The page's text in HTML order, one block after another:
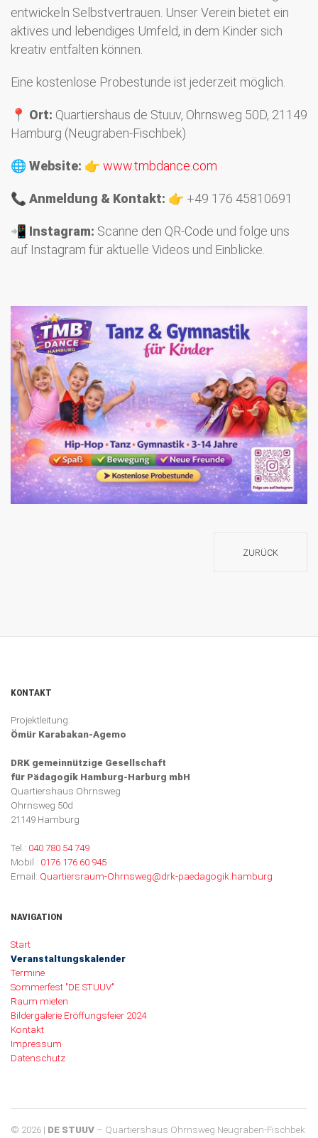
entwickeln Selbstvertrauen. Unser Verein bietet ein
aktives und lebendiges Umfeld, in dem Kinder sich
kreativ entfalten können.
Eine kostenlose Probestunde ist jederzeit möglich.
📍 Ort: Quartiershaus de Stuuv, Ohrnsweg 50D, 21149
Hamburg (Neugraben-Fischbek)
🌐 Website: 👉 www.tmbdance.com
📞 Anmeldung & Kontakt: 👉 +49 176 45810691
📲 Instagram: Scanne den QR-Code und folge uns
auf Instagram für aktuelle Videos und Einblicke.
ZURÜCK
KONTAKT
Projektleitung:
Ömür Karabakan-Agemo
DRK gemeinnützige Gesellschaft
für Pädagogik Hamburg-Harburg mbH
Quartiershaus Ohrnsweg
Ohrnsweg 50d
21149 Hamburg
Tel.: 040 780 54 749
Mobil : 0176 176 60 945
Email: Quartiersraum-Ohrnsweg@drk-paedagogik.hamburg
NAVIGATION
Navigation überspringen
Start
Veranstaltungskalender
Termine
Sommerfest "DE STUUV"
Raum mieten
Bildergalerie Eröffungsfeier 2024
Kontakt
Impressum
Datenschutz
© 2026 | DE STUUV – Quartiershaus Ohrnsweg Neugraben-Fischbek